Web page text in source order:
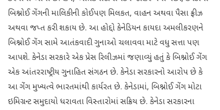
બિશ્નોઈ ગેંગની માલિકીની કોઈપણ મિલકત, વાહન અથવા પૈસા ફ્રીઝ
અથવા જપ્ત કરી શકાય છે. આ હોદ્દો કેનેડિયન કાયદા અમલીકરણને
બિશ્નોઈ ગેંગ સામે આતંકવાદી ગુનાઓ ચલાવવા માટે વધુ સત્તા પણ
આપશે. કેનેડા સરકારે એક પ્રેસ રિલીઝમાં જણાવ્યું હતું કે બિશ્નોઈ ગેંગ
એક આંતરરાષ્ટ્રીય ગુનાહિત સંગઠન છે. કેનેડા સરકારનો આરોપ છે કે
આ ગેંગ મુખ્યત્વે ભારતમાંથી કાર્યરત છે. કેનેડામાં, બિશ્નોઈ ગેંગ મોટા
ઇમિગ્રન્ટ સમુદાયો ધરાવતા વિસ્તારોમાં સક્રિય છે. કેનેડા સરકારના